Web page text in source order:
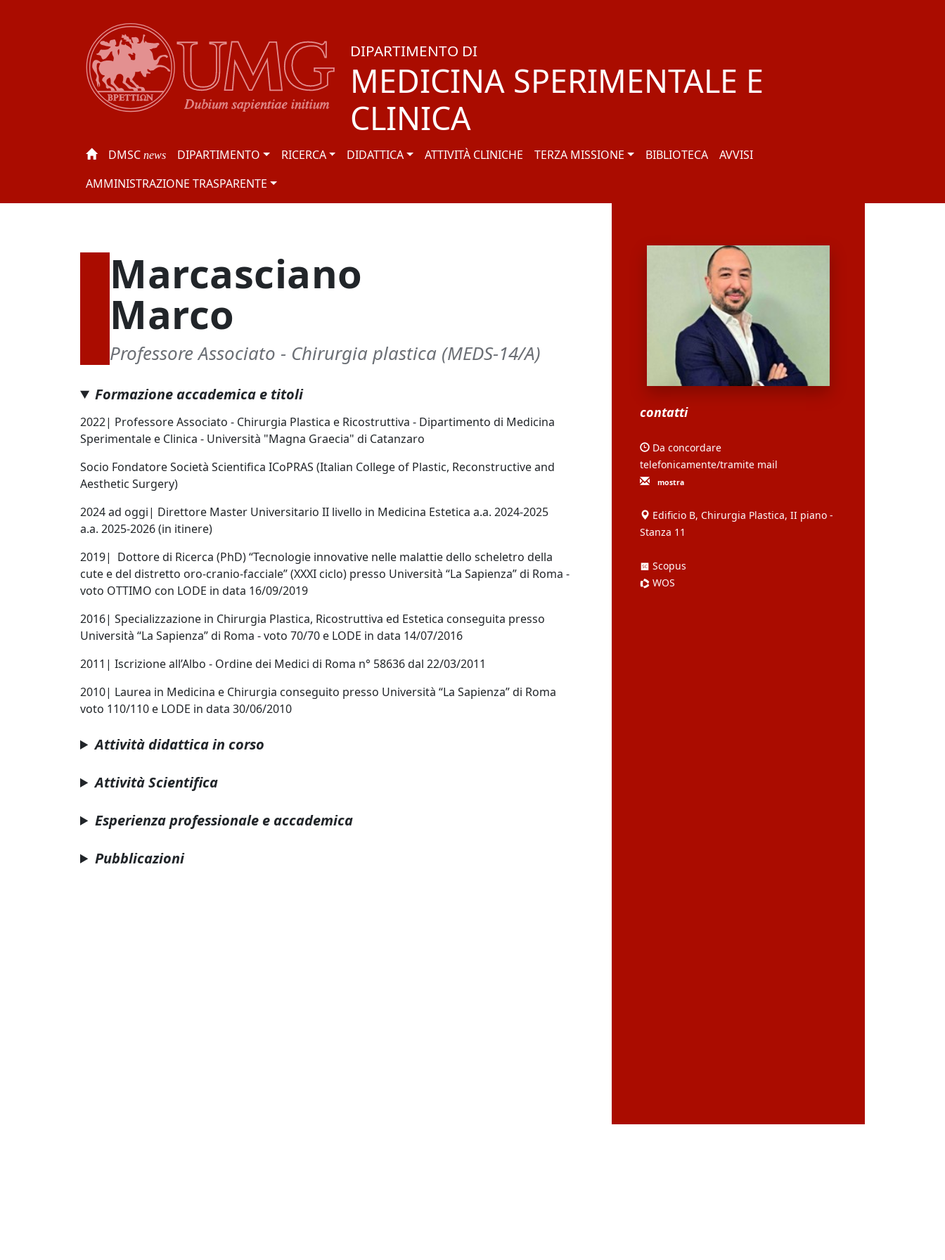
DIPARTIMENTO DI
MEDICINA SPERIMENTALE E
CLINICA
DMSC news DIPARTIMENTO RICERCA DIDATTICA ATTIVITÀ CLINICHE TERZA MISSIONE BIBLIOTECA
AVVISI
AMMINISTRAZIONE TRASPARENTE
Marcasciano
Marco
Professore Associato - Chirurgia plastica (MEDS-14/A)
Formazione accademica e titoli
2022| Professore Associato - Chirurgia Plastica e Ricostruttiva - Dipartimento di Medicina
Sperimentale e Clinica - Università "Magna Graecia" di Catanzaro
Socio Fondatore Società Scientifica ICoPRAS (Italian College of Plastic, Reconstructive and
Aesthetic Surgery)
2024 ad oggi| Direttore Master Universitario II livello in Medicina Estetica a.a. 2024-2025
a.a. 2025-2026 (in itinere)
2019| Dottore di Ricerca (PhD)“Tecnologie innovative nelle malattie dello scheletro della
cute e del distretto oro-cranio-facciale” (XXXI ciclo) presso Università “La Sapienza” di Roma -
voto OTTIMO con LODE in data 16/09/2019
2016| Specializzazione in Chirurgia Plastica, Ricostruttiva ed Estetica conseguita presso
Università “La Sapienza” di Roma - voto 70/70 e LODE in data 14/07/2016
2011 | Iscrizione all’Albo - Ordine dei Medici di Roma n° 58636 dal 22/03/2011
2010| Laurea in Medicina e Chirurgia conseguito presso Università “La Sapienza” di Roma
voto 110/110 e LODE in data 30/06/2010
Attività didattica in corso
Attività Scientifica
Esperienza professionale e accademica
Pubblicazioni
contatti
Da concordare
telefonicamente/tramite mail
mostra
Edificio B, Chirurgia Plastica, II piano -
Stanza 11
Scopus
WOS